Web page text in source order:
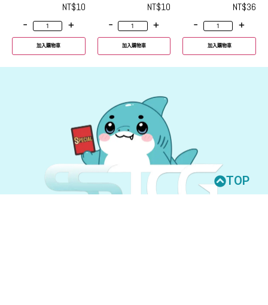
NT$10
-
+
加入購物車
NT$10
-
+
加入購物車
NT$36
-
+
加入購物車
TOP